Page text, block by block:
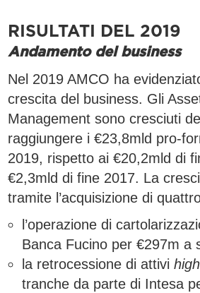
RISULTATI DEL 2019
Andamento del business
Nel 2019 AMCO ha
crescita del business. Gli
Management sono cresciuti
raggiungere i €23,8mld pro-
2019, rispetto ai €20,2mld di
€2,3mld di fine 2017. La
tramite l’acquisizione di
l’operazione di
Banca Fucino per €297m a
la retrocessione di attivi
tranche da parte di Intesa